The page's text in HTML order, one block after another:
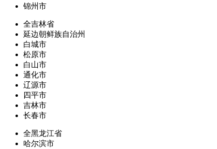
锦州市
全吉林省
延边朝鲜族自治州
白城市
松原市
白山市
通化市
辽源市
四平市
吉林市
长春市
全黑龙江省
哈尔滨市